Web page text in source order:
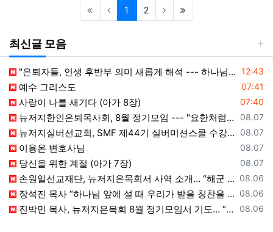
1 (current)
2 (last)
최신글 모음
등록일
12:43
"은퇴자들, 인생 후반부 의미 새롭게 해석 --- 하나님(복음+선교) 길에 나서자"
등록일
07:41
예수 그리스도
등록일
07:40
사랑이 나를 새기다 (아가 8장)
등록일
08.07
뉴저지한인은퇴목사회, 8월 정기모임 --- "요한처럼 예수님만 높이며 살자"
등록일
08.07
뉴저지실버선교회, SMF 제44기 실버미션스쿨 수강생 모집
등록일
08.07
이용온 변호사님
등록일
08.07
당신을 위한 계절 (아가 7장)
등록일
08.06
손원일선교재단, 뉴저지은목회서 사역 소개… “해군 함정마다 예배 공동체 세우는 일에 기도와 협력을”
등록일
08.06
장석진 목사 “하나님 앞에 설 때 우리가 받을 칭찬을 생각하라”
등록일
08.06
진박민 목사, 뉴저지은목회 8월 정기모임서 기도… “은목회 모든 순서 위에 하나님의 영광 나타나게 하소서”